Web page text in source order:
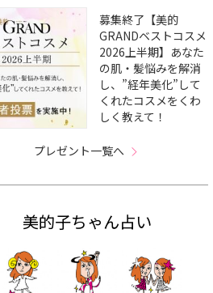
募集終了【美的
GRANDベストコスメ
2026上半期】あなた
の肌・髪悩みを解消
し、”経年美化”して
くれたコスメをくわ
しく教えて！
プレゼント一覧へ
美的子ちゃん占い